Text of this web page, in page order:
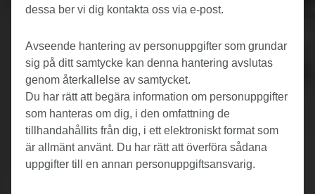
dessa ber vi dig kontakta oss via e-post.
Avseende hantering av personuppgifter som grundar
sig på ditt samtycke kan denna hantering avslutas
genom återkallelse av samtycket.
Du har rätt att begära information om personuppgifter
som hanteras om dig, i den omfattning de
tillhandahållits från dig, i ett elektroniskt format som
är allmänt använt. Du har rätt att överföra sådana
uppgifter till en annan personuppgiftsansvarig.